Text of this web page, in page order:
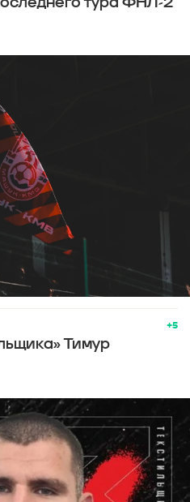
+5
Тимур